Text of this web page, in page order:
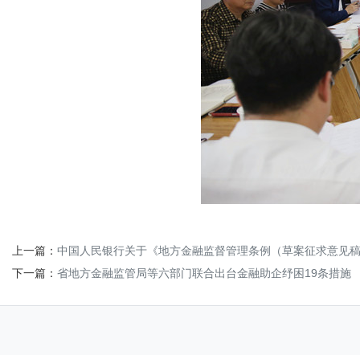
上一篇： 中国人民银行关于《地方金融监督管理条例（草案征求意见
下一篇： 省地方金融监管局等六部门联合出台金融助企纾困19条措施